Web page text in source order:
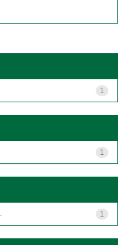
1
1
1